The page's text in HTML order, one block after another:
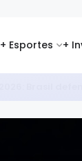
+ Esportes +